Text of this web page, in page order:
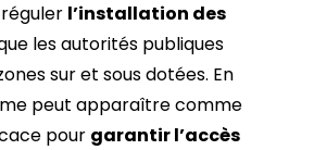
l’installation des
les autorités publiques
sur et sous dotées. En
peut apparaître comme
pour garantir l’accès